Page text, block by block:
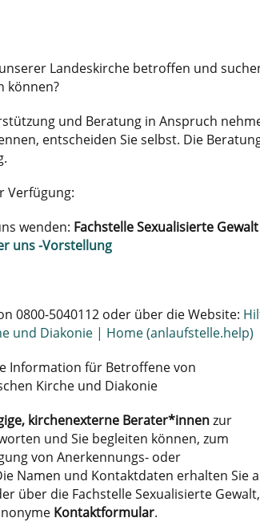
Landeskirche betroffen und
können?
und Beratung in Anspruch
entscheiden Sie selbst. Die
Verfügung:
wenden: Fachstelle Sexualisierte Gewalt
uns -Vorstellung
0800-5040112 oder über die Website:
und Diakonie | Home (anlaufstelle.help)
Information für Betroffene von
Kirche und Diakonie
kirchenexterne Berater*innenzur
und Sie begleiten können, zum
von Anerkennungs- oder
Namen und Kontaktdaten erhalten Sie
über die Fachstelle Sexualisierte Gewalt,
Kontaktformular.